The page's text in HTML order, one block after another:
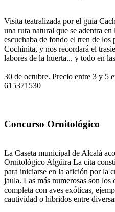
Visita teatralizada por el guía
una ruta natural que se adentra
escuchaba de fondo el tren de
Cochinita, y nos recordará el
labores de la huerta... y todo en
30 de octubre. Precio entre 3 y 5
615371530
Concurso Ornitológico
La Caseta municipal de Alcalá
Ornitológico Algüira La cita
para iniciarse en la afición por la
jaula. Las más numerosas son los
completa con aves exóticas,
cautividad o híbridos entre